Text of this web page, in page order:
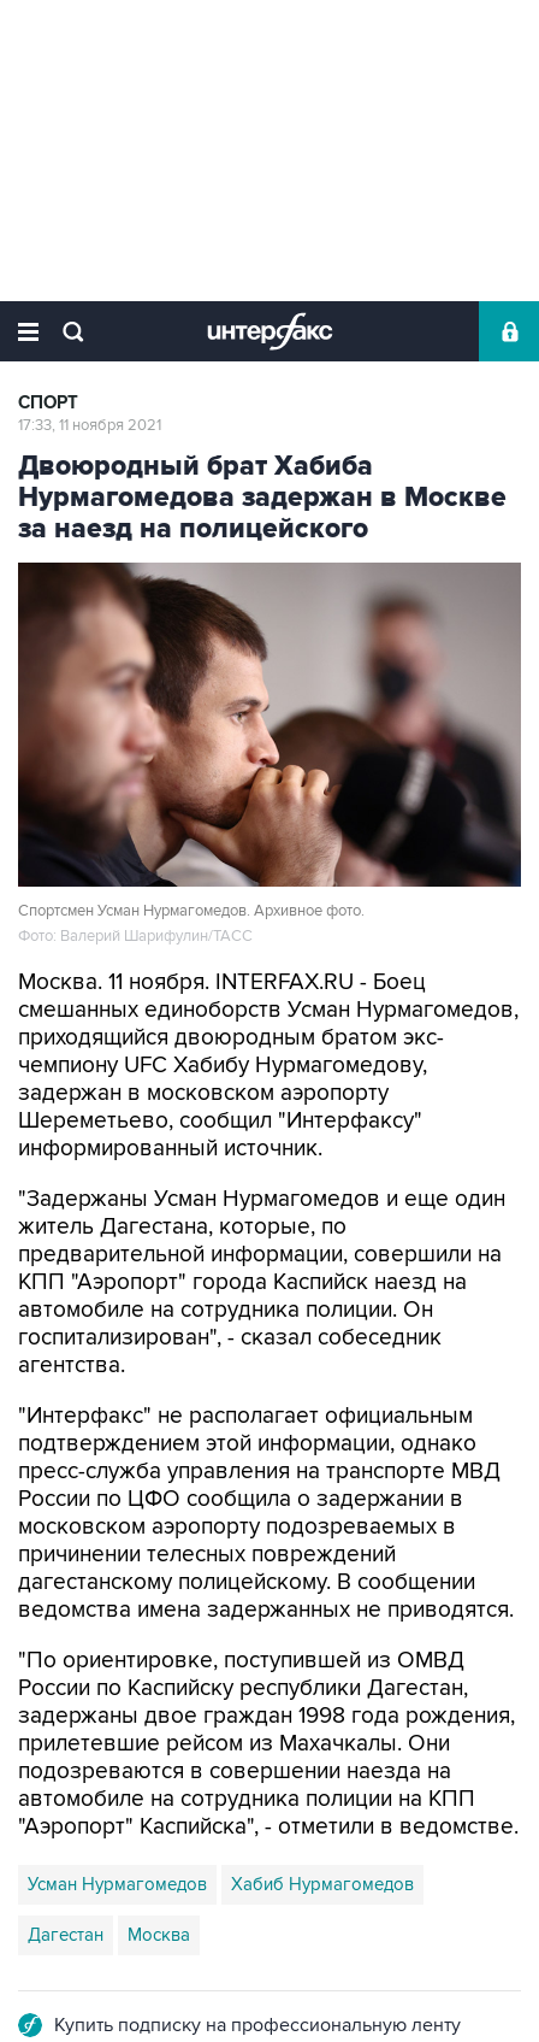
СПОРТ
17:33, 11 ноября 2021
Двоюродный брат Хабиба
Нурмагомедова задержан в Москве
за наезд на полицейского
Спортсмен Усман Нурмагомедов. Архивное фото.
Фото: Валерий Шарифулин/ТАСС
Москва. 11 ноября. INTERFAX.RU - Боец
смешанных единоборств Усман Нурмагомедов,
приходящийся двоюродным братом экс-
чемпиону UFC Хабибу Нурмагомедову,
задержан в московском аэропорту
Шереметьево, сообщил "Интерфаксу"
информированный источник.
"Задержаны Усман Нурмагомедов и еще один
житель Дагестана, которые, по
предварительной информации, совершили на
КПП "Аэропорт" города Каспийск наезд на
автомобиле на сотрудника полиции. Он
госпитализирован", - сказал собеседник
агентства.
"Интерфакс" не располагает официальным
подтверждением этой информации, однако
пресс-служба управления на транспорте МВД
России по ЦФО сообщила о задержании в
московском аэропорту подозреваемых в
причинении телесных повреждений
дагестанскому полицейскому. В сообщении
ведомства имена задержанных не приводятся.
"По ориентировке, поступившей из ОМВД
России по Каспийску республики Дагестан,
задержаны двое граждан 1998 года рождения,
прилетевшие рейсом из Махачкалы. Они
подозреваются в совершении наезда на
автомобиле на сотрудника полиции на КПП
"Аэропорт" Каспийска", - отметили в ведомстве.
Усман Нурмагомедов Хабиб Нурмагомедов
Дагестан Москва
Купить подписку на профессиональную ленту